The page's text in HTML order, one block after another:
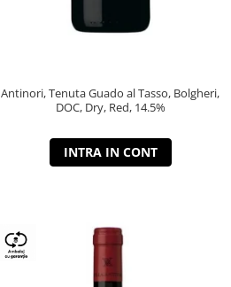
Antinori, Tenuta Guado al Tasso, Bolgheri,
DOC, Dry, Red, 14.5%
INTRA IN CONT